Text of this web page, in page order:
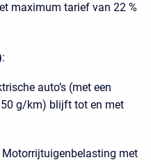
maximum tarief van 22 %
:
auto’s (met een
g/km) blijft tot en met
met